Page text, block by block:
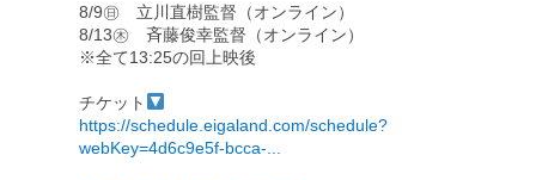
8/9㊐ 立川直樹監督（オンライン）
8/13㊍ 斉藤俊幸監督（オンライン）
※全て13:25の回上映後
チケット
https://schedule.eigaland.com/schedule?
webKey=4d6c9e5f-bcca-...